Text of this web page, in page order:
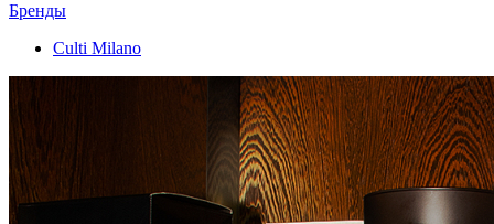
Бренды
Culti Milano